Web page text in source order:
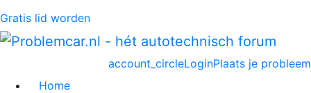
Gratis lid worden
Plaats je probleem
account_circleLogin
Home